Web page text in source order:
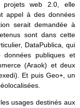
projets web 2.0, elle
appel à des données
serait demandée à
sont dans cette
DataPublica, qui
publiques et
(Araok) et deux
Et puis Geo+, un
usages destinés aux